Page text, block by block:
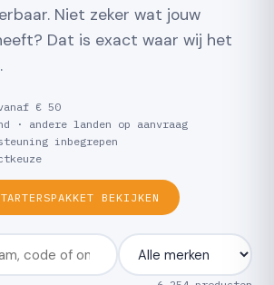
Niet zeker wat jouw
Dat is exact waar wij het
€ 50
· andere landen op aanvraag
inbegrepen
BEKIJKEN